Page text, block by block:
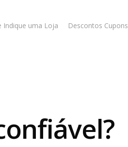
Indique uma Loja Descontos Cupons